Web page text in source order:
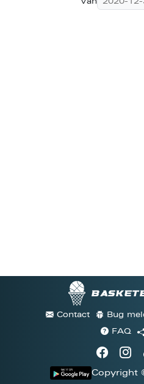
Contact Bug
FAQ
Copyright